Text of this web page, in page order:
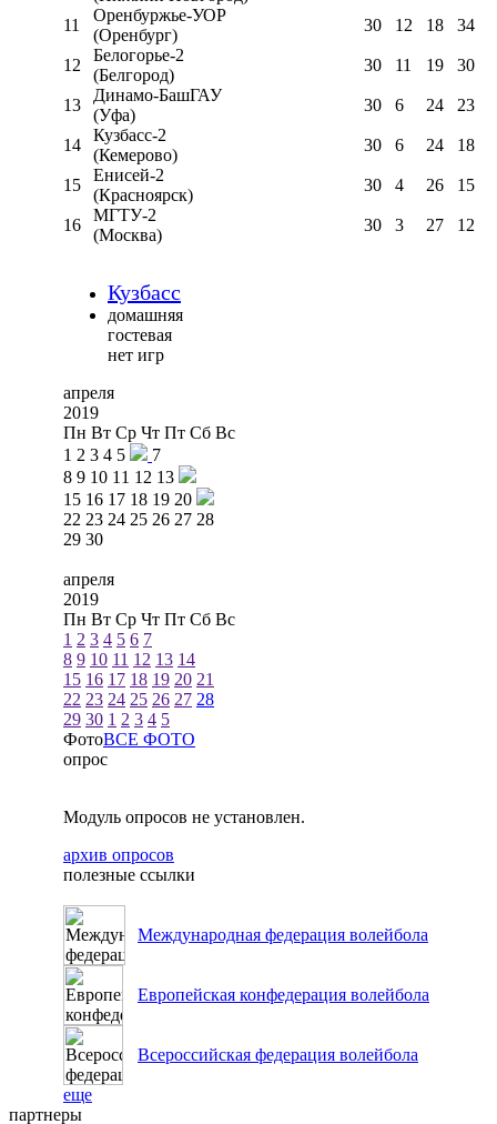
11
Оренбуржье-УОР
(Оренбург)
30 12 18 34
12
Белогорье-2
(Белгород)
30 11 19 30
13
Динамо-БашГАУ
(Уфа)
30 6 24 23
14
Кузбасс-2
(Кемерово)
30 6 24 18
15
Енисей-2
(Красноярск)
30 4 26 15
16
МГТУ-2
(Москва)
30 3 27 12
Кузбасс
домашняя
гостевая
нет игр
апреля
2019
Пн Вт Ср Чт Пт Сб Вс
1 2 3 4 5
7
8 9 10 11 12 13
15 16 17 18 19 20
22 23 24 25 26 27 28
29 30
апреля
2019
Пн Вт Ср Чт Пт Сб Вс
1 2 3 4 5 6 7
8 9 10 11 12 13 14
15 16 17 18 19 20 21
22 23 24 25 26 27 28
29 30 1 2 3 4 5
ФотоВСЕ ФОТО
опрос
Модуль опросов не установлен.
архив опросов
полезные ссылки
Международная федерация волейбола
Европейская конфедерация волейбола
Всероссийская федерация волейбола
еще
партнеры